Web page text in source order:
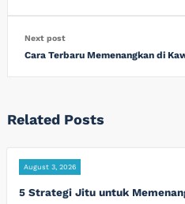
Next post
Cara Terbaru Memenangkan di
Related Posts
August 3, 2026
5 Strategi Jitu untuk